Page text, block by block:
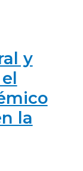
y
la